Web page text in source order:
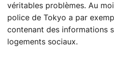
véritables problèmes. Au
police de Tokyo a par
contenant des informations
logements sociaux.